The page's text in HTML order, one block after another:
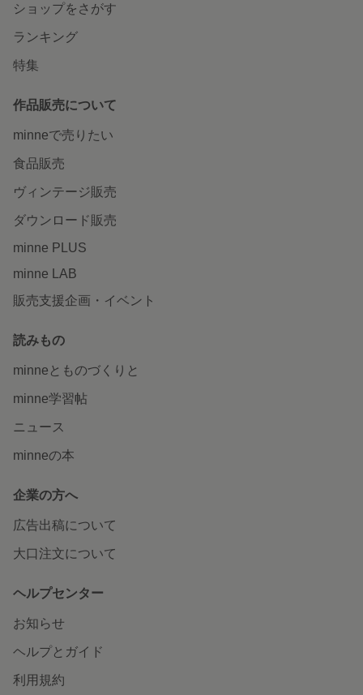
ショップをさがす
ランキング
特集
作品販売について
minneで売りたい
食品販売
ヴィンテージ販売
ダウンロード販売
minne PLUS
minne LAB
販売支援企画・イベント
読みもの
minneとものづくりと
minne学習帖
ニュース
minneの本
企業の方へ
広告出稿について
大口注文について
ヘルプセンター
お知らせ
ヘルプとガイド
利用規約